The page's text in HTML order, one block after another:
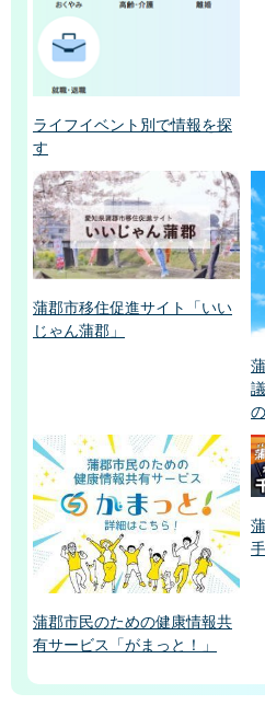
ライフイベント別で情報を探
す
蒲郡市移住促進サイト「いい
じゃん蒲郡」
蒲郡市民のための健康情報共
有サービス「がまっと！」